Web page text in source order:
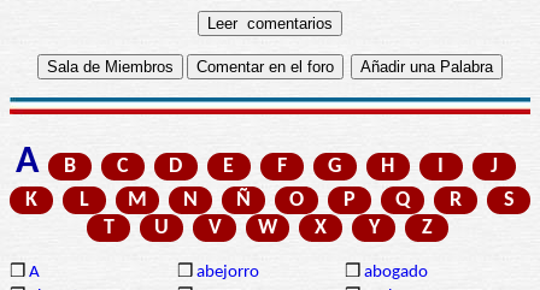
A B C D E F G H I
J
K
L M N Ñ O P Q R
S
T
U V W X Y Z
❒ A ❒ abejorro ❒ abogado